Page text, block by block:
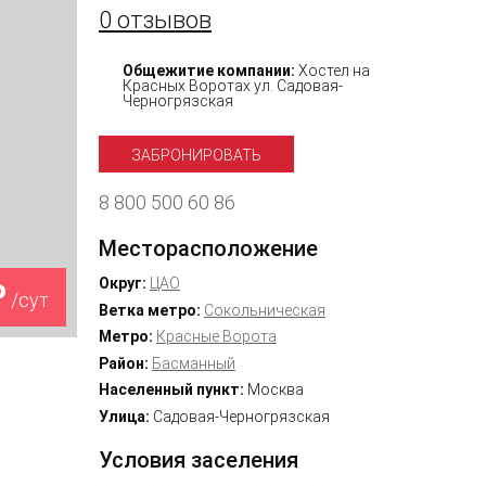
/сут
0 отзывов
Общежитие компании: Хостел на
Красных Воротах ул. Садовая-
Черногрязская
ЗАБРОНИРОВАТЬ
8 800 500 60 86
Месторасположение
Округ:
ЦАО
Ветка метро: Сокольническая
Метро: Красные Ворота
Район: Басманный
Населенный пункт: Москва
Улица: Садовая-Черногрязская
Условия заселения